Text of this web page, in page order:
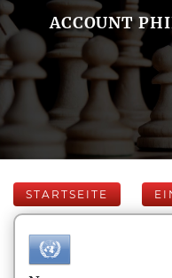
ACCOUNT
STARTSEITE